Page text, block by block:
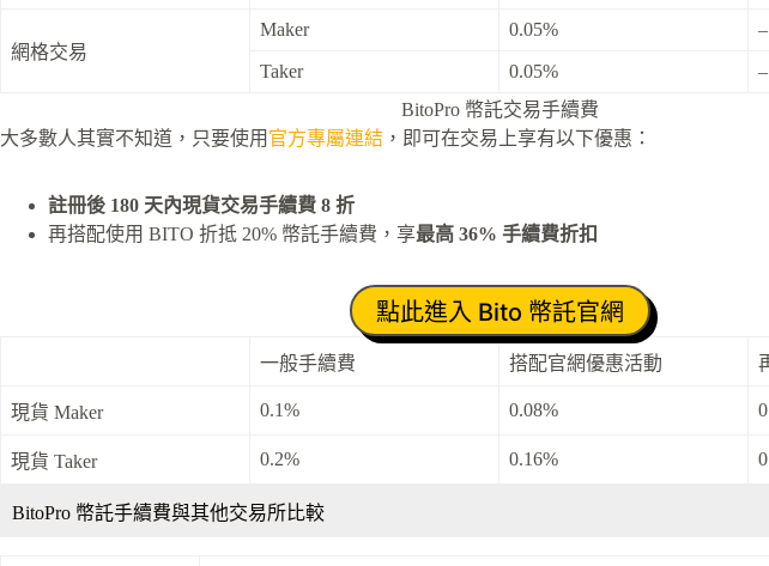
網格交易
Maker 0.05% –
Taker 0.05%
–
BitoPro 幣託交易手續費
大多數人其實不知道，只要使用 官方專屬連結 ，即可在交易上享有以下優惠：
註冊後 180 天內現貨交易手續費 8 折
再搭配使用 BITO 折抵 20% 幣託手續費，享最高 36% 手續費折扣
點此進入 Bito 幣託官網
一般手續費 搭配官網優惠活動
現貨 Maker 0.1% 0.08%
現貨 Taker 0.2% 0.16%
BitoPro 幣託手續費與其他交易所比較